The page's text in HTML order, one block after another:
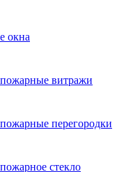
окна
витражи
перегородки
стекло